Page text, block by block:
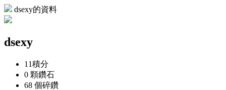
dsexy的資料
dsexy
11積分
0 顆鑽石
68 個碎鑽